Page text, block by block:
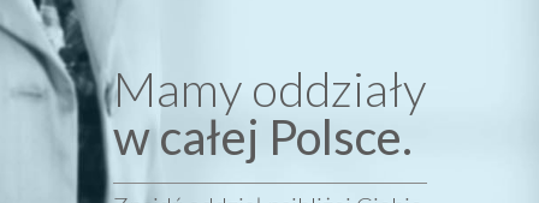
Mamy oddziały
w całej Polsce.